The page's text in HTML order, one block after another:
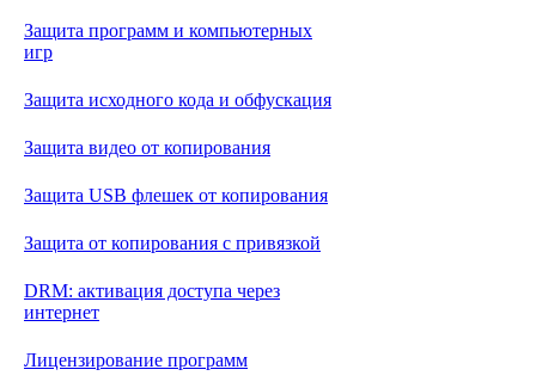
Защита программ и компьютерных
игр
Защита исходного кода и обфускация
Защита видео от копирования
Защита USB флешек от копирования
Защита от копирования с привязкой
DRM: активация доступа через
интернет
Лицензирование программ